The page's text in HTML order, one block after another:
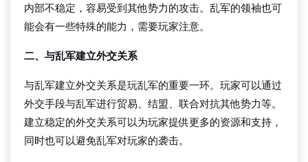
内部不稳定，容易受到其他势力的攻击。乱军的领袖也可
能会有一些特殊的能力，需要玩家注意。
二、与乱军建立外交关系
与乱军建立外交关系是玩乱军的重要一环。玩家可以通过
外交手段与乱军进行贸易、结盟、联合对抗其他势力等。
建立稳定的外交关系可以为玩家提供更多的资源和支持，
同时也可以避免乱军对玩家的袭击。